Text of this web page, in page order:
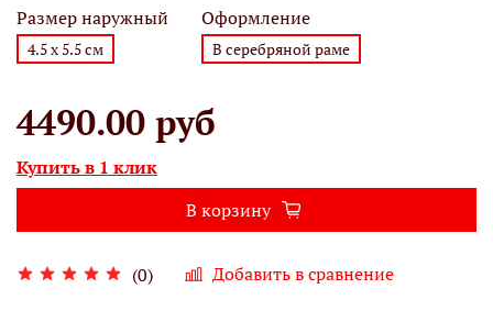
(0) Добавить в сравнение
Размер наружный
4.5 х 5.5 см
Оформление
В серебряной раме
4490.00 руб
Купить в 1 клик
В корзину